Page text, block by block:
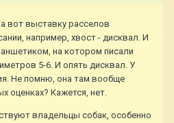
вот выставку расселов
например, хвост - дисквал. И
на котором писали
5-6. И опять дисквал. У
Не помню, она там вообще
оценках? Кажется, нет.
владельцы собак, особенно